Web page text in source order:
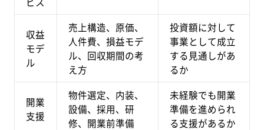
収益
モデ
ル
売上構造、原価、
人件費、損益モデ
ル、回収期間の考
え方
投資額に対して
事業として成立
する見通しがあ
るか
開業
支援
物件選定、内装、
設備、採用、研
修、開業前準備
未経験でも開業
準備を進められ
る支援があるか